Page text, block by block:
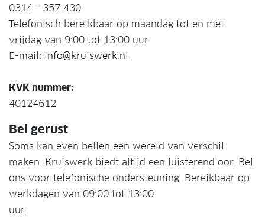
0314 - 357 430
Telefonisch bereikbaar op maandag tot en met
vrijdag van 9:00 tot 13:00 uur
E-mail: info@kruiswerk.nl
KVK nummer:
40124612
Bel gerust
Soms kan even bellen een wereld van verschil
maken. Kruiswerk biedt altijd een luisterend oor. Bel
ons voor telefonische ondersteuning. Bereikbaar op
werkdagen van 09:00 tot 13:00
uur.